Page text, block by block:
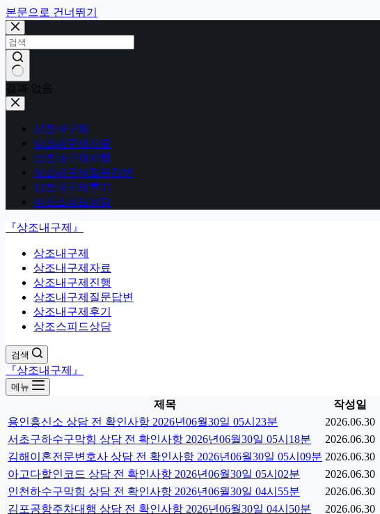
본문으로 건너뛰기
결과 없음
상조내구제
상조내구제자료
상조내구제진행
상조내구제질문답변
상조내구제후기
상조스피드상담
『상조내구제』
상조내구제
상조내구제자료
상조내구제진행
상조내구제질문답변
상조내구제후기
상조스피드상담
검색
『상조내구제』
메뉴
제목
작성일
용인흥신소 상담 전 확인사항 2026년06월30일 05시23분
2026.06.30
서초구하수구막힘 상담 전 확인사항 2026년06월30일 05시18분
2026.06.30
김해이혼전문변호사 상담 전 확인사항 2026년06월30일 05시09분 2026.06.30
아고다할인코드 상담 전 확인사항 2026년06월30일 05시02분
2026.06.30
인천하수구막힘 상담 전 확인사항 2026년06월30일 04시55분
2026.06.30
김포공항주차대행 상담 전 확인사항 2026년06월30일 04시50분
2026.06.30